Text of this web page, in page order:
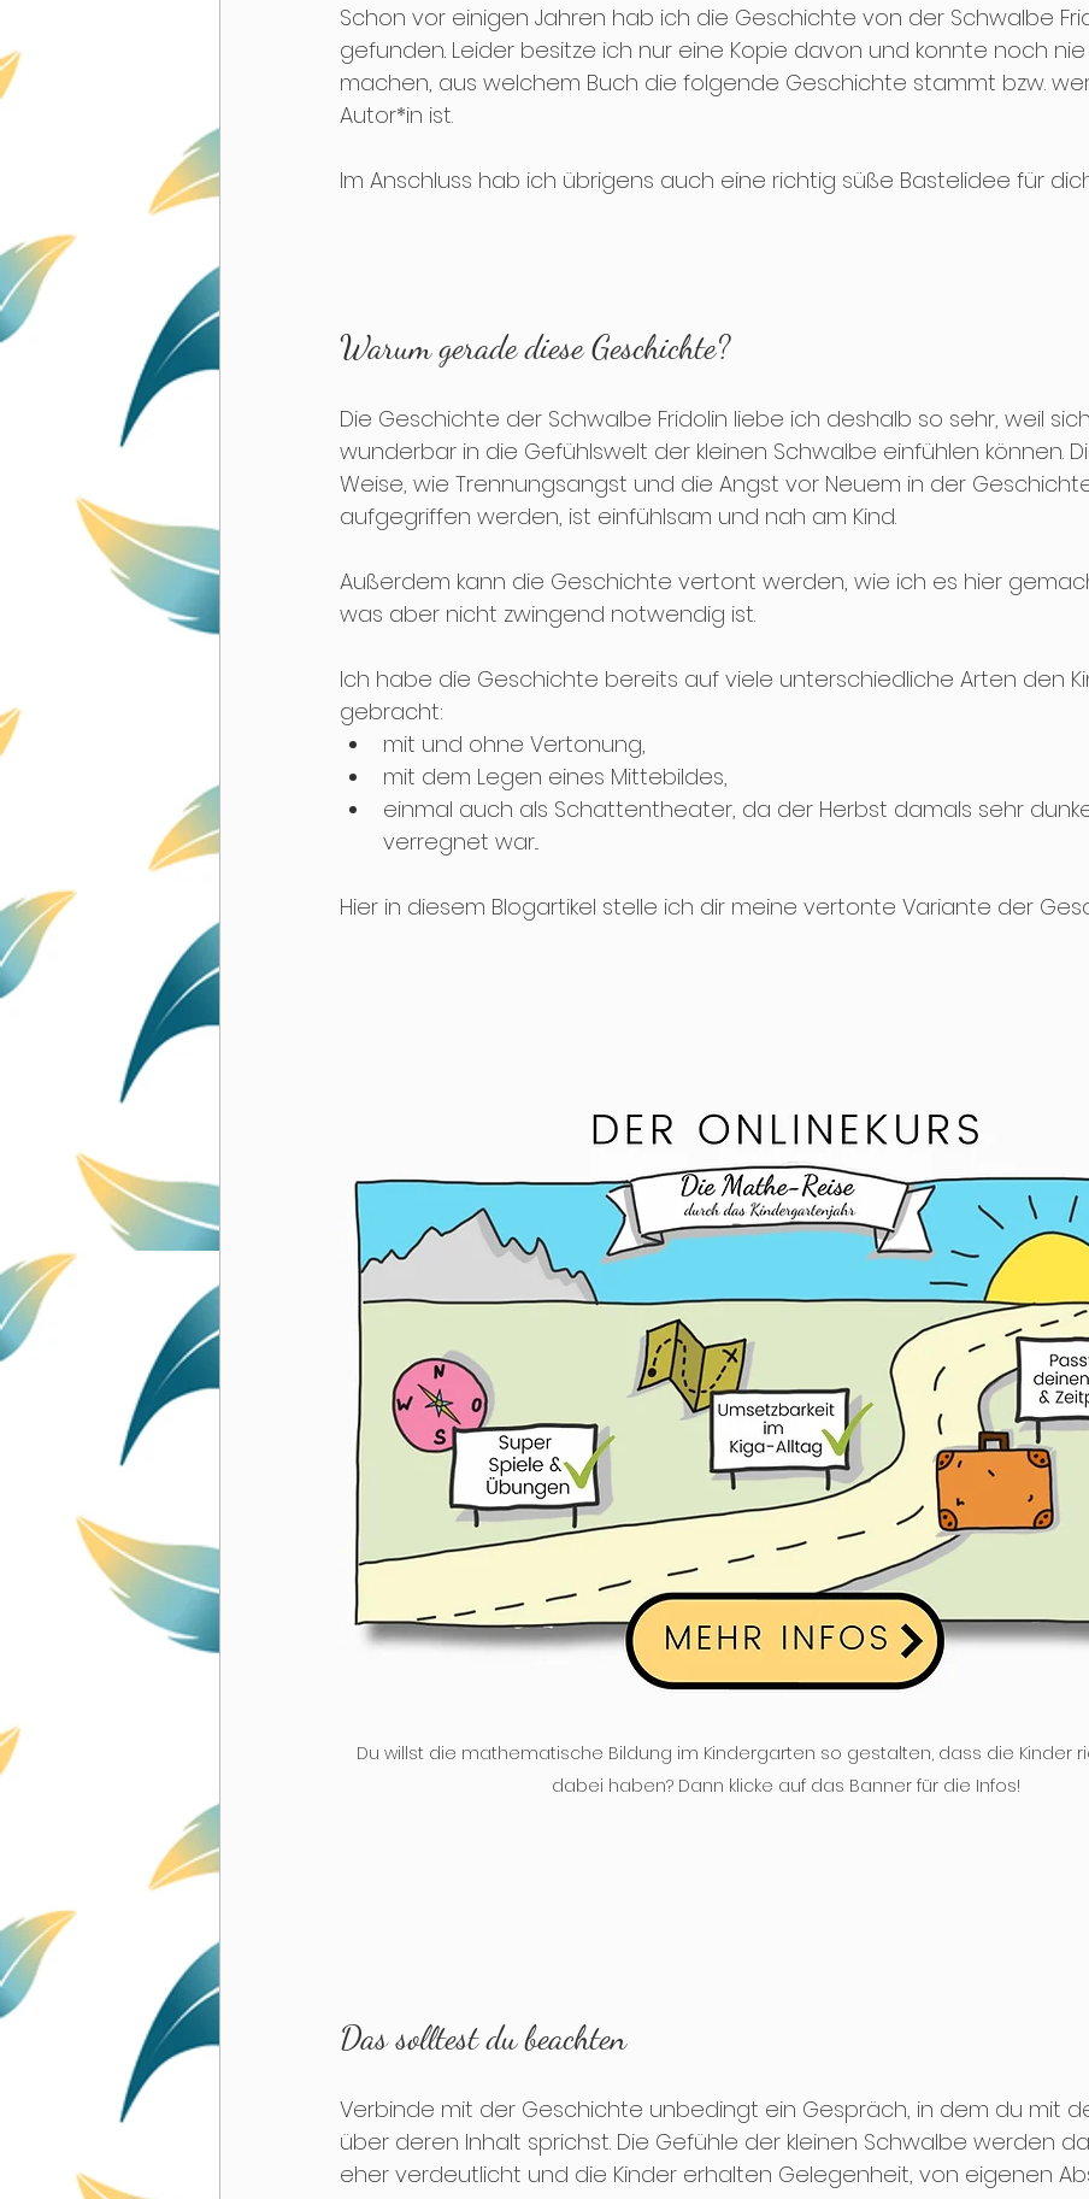
Schon vor einigen Jahren hab ich die Geschichte von der Schwalbe
gefunden. Leider besitze ich nur eine Kopie davon und konnte noch
machen, aus welchem Buch die folgende Geschichte stammt bzw.
Autor*in ist.
Im Anschluss hab ich übrigens auch eine richtig süße Bastelidee für
Warum gerade diese Geschichte?
Die Geschichte der Schwalbe Fridolin liebe ich deshalb so sehr, weil
wunderbar in die Gefühlswelt der kleinen Schwalbe einfühlen können.
Weise, wie Trennungsangst und die Angst vor Neuem in der
aufgegriffen werden, ist einfühlsam und nah am Kind.
Außerdem kann die Geschichte vertont werden, wie ich es hier
was aber nicht zwingend notwendig ist.
Ich habe die Geschichte bereits auf viele unterschiedliche Arten den
gebracht:
mit und ohne Vertonung,
mit dem Legen eines Mittebildes,
einmal auch als Schattentheater, da der Herbst damals sehr
verregnet war...
Hier in diesem Blogartikel stelle ich dir meine vertonte Variante der
Du willst die mathematische Bildung im Kindergarten so gestalten, dass die Kinder
dabei haben? Dann klicke auf das Banner für die Infos!
Das solltest du beachten
Verbinde mit der Geschichte unbedingt ein Gespräch, in dem du mit
über deren Inhalt sprichst. Die Gefühle der kleinen Schwalbe werden
eher verdeutlicht und die Kinder erhalten Gelegenheit, von eigenen